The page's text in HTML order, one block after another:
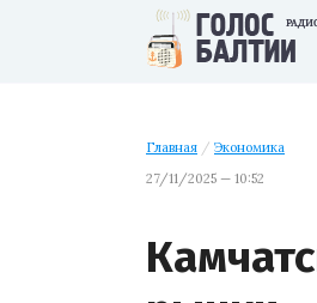
Главная / Экономика
27/11/2025 — 10:52